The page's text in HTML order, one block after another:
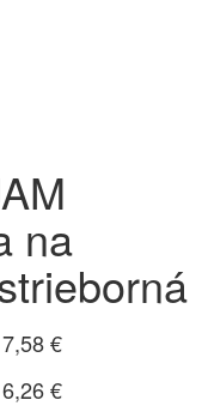
na
7,58 €
6,26 €